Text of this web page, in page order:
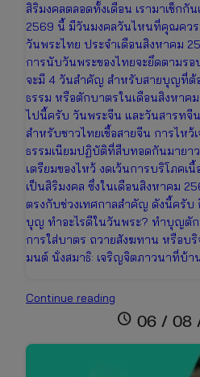
สิริมงคลตลอดทั้งเดือน เรามาเช็กกั
2569 นี้ มีวันมงคลวันไหนที่คุณคว
วันพระไทย ประจำเดือนสิงหาคม
การนับวันพระของไทยจะยึดตามร
จะมี 4 วันสำคัญ สำหรับสายบุญที่ต้อ
ธรรม หรือตักบาตรในเดือนสิงหาค
ไปนี้ครับ วันพระจีน และวันสารทจี
สำหรับชาวไทยเชื้อสายจีน การไหว้
ธรรมเนียมปฏิบัติที่สืบทอดกันมายา
เตรียมของไหว้ งดเว้นการบริโภค
เป็นสิริมงคล ซึ่งในเดือนสิงหาคม
ตรงกับช่วงเทศกาลสำคัญ ดังนี้ครับ
บุญ ทำอะไรดีในวันพระ? ทำบุญตัก
การใส่บาตร ถวายสังฆทาน หรือบ
มนต์ นั่งสมาธิ: เจริญจิตภาวนาที่บ้าน
Continue reading
วันพระ
schedule 06 / 08